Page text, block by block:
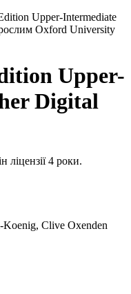
Upper-
Digital
ліцензії 4 роки.
Koenig, Clive Oxenden